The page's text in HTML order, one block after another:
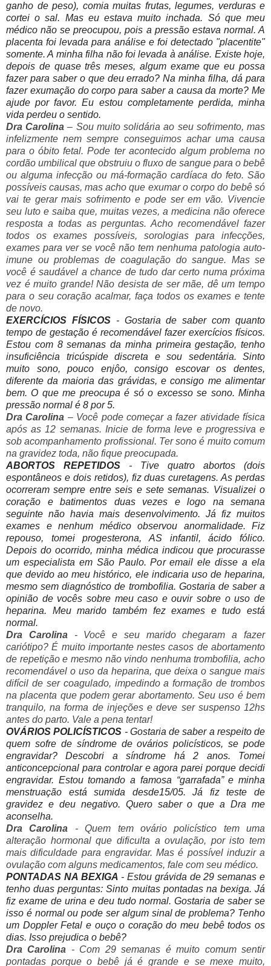
ganho de peso), comia muitas frutas, legumes, verduras e
cortei o sal. Mas eu estava muito inchada. Só que meu
médico não se preocupou, pois a pressão estava normal. A
placenta foi levada para análise e foi detectado "placentite"
somente. A minha filha não foi levada à análise. Existe hoje,
depois de quase três meses, algum exameque eu possa
fazer para saber o que deu errado? Na minha filha, dá para
fazer exumação do corpo para saber a causa da morte? Me
ajude por favor. Eu estou completamente perdida, minha
vida perdeu o sentido.
Dra Carolina – Sou muito solidária ao seu sofrimento, mas
infelizmente nem sempre conseguimos achar uma causa
para o óbito fetal. Pode ter acontecido algum problema no
cordão umbilical que obstruiu o fluxo de sangue para o bebê
ou alguma infecção ou má-formação cardíaca do feto. São
possíveis causas, mas acho que exumar o corpo do bebê só
vai te gerar mais sofrimento e pode ser em vão. Vivencie
seu luto e saiba que, muitas vezes, a medicina não oferece
resposta a todas as perguntas. Acho recomendável fazer
todos os exames possíveis, sorologias para infecções,
exames para ver se você não tem nenhuma patologia auto-
imune ou problemas de coagulação do sangue. Mas se
você é saudável a chance de tudo dar certo numa próxima
vez é muito grande! Não desista de ser mãe, dê um tempo
para o seu coração acalmar, faça todos os exames e tente
de novo.
EXERCÍCIOS FÍSICOS- Gostaria de saber com quanto
tempo de gestação é recomendável fazer exercícios físicos.
Estou com 8 semanas da minha primeira gestação, tenho
insuficiência tricúspide discreta e sou sedentária. Sinto
muito sono, pouco enjôo, consigo escovar os dentes,
diferente da maioria das grávidas, e consigo me alimentar
bem. O que me preocupa é só o excesso se sono. Minha
pressão normal é 8 por 5.
Dra Carolina – Você pode começar a fazer atividade física
após as 12 semanas. Inicie de forma leve e progressiva e
sob acompanhamento profissional. Ter sono é muito comum
na gravidez toda, não fique preocupada.
ABORTOS REPETIDOS - Tive quatro abortos (dois
espontâneos e dois retidos), fiz duas curetagens. As perdas
ocorreram sempre entre seis e sete semanas. Visualizei o
coração e batimentos duas vezes e logo na semana
seguinte não havia mais desenvolvimento. Já fiz muitos
exames e nenhum médico observou anormalidade. Fiz
repouso, tomei progesterona, AS infantil, ácido fólico.
Depois do ocorrido, minha médica indicou que procurasse
um especialista em São Paulo. Por email ele disse a ela
que devido ao meu histórico, ele indicaria uso de heparina,
mesmo sem diagnóstico de trombofilia. Gostaria de saber a
opinião de vocês sobre meu caso e ouvir sobre o uso de
heparina. Meu marido também fez exames e tudo está
normal.
Dra Carolina- Você e seu marido chegaram a fazer
cariótipo? É muito importante nestes casos de abortamento
de repetição e mesmo não vindo nenhuma trombofilia, acho
recomendável o uso da heparina, que deixa o sangue mais
difícil de ser coagulado, impedindo a formação de trombos
na placenta que podem gerar abortamento. Seu uso é bem
tranquilo, na forma de injeções e deve ser suspenso 12hs
antes do parto. Vale a pena tentar!
OVÁRIOS POLICÍSTICOS - Gostaria de saber a respeito de
quem sofre de síndrome de ovários policísticos, se pode
engravidar? Descobri a síndrome há 2 anos. Tomei
anticoncepcional para controlar e agora parei porque decidi
engravidar. Estou tomando a famosa “garrafada” e minha
menstruação está sumida desde15/05. Já fiz teste de
gravidez e deu negativo. Quero saber o que a Dra me
aconselha.
Dra Carolina - Quem tem ovário policístico tem uma
alteração hormonal que dificulta a ovulação, por isto tem
mais dificuldade para engravidar. Mas é possível induzir a
ovulação com alguns medicamentos, fale com seu médico.
PONTADAS NA BEXIGA - Estou grávida de 29 semanas e
tenho duas perguntas: Sinto muitas pontadas na bexiga. Já
fiz exame de urina e deu tudo normal. Gostaria de saber se
isso é normal ou pode ser algum sinal de problema? Tenho
um Doppler Fetal e ouço o coração do meu bebê todos os
dias. Isso prejudica o bebê?
Dra Carolina - Com 29 semanas é muito comum sentir
pontadas porque o bebê já é grande e se mexe muito,